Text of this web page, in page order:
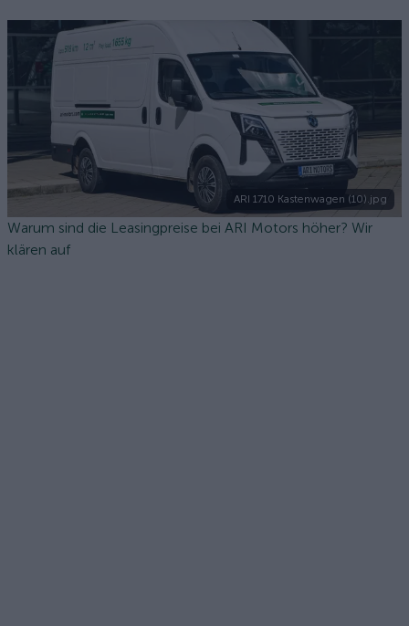
ARI 1710 Kastenwagen (10).jpg
Warum sind die Leasingpreise bei ARI Motors höher? Wir
klären auf